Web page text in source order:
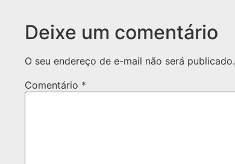
Deixe um comentário
O seu endereço de e-mail não será publicado.
Comentário *